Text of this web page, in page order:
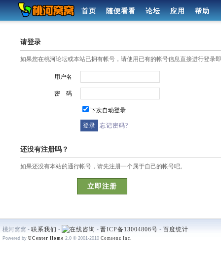
首页 随便看看 论坛 应用 帮助
请登录
如果您在桃河论坛或本站已拥有帐号，请使用已有的帐号信息直接进行登录
用户名
密 码
下次自动登录
忘记密码?
还没有注册吗？
如果还没有本站的通行帐号，请先注册一个属于自己的帐号吧。
立即注册
桃河窝窝 - 联系我们 - - 晋ICP备13004806号 - 百度统计
Powered by UCenter Home 2.0 © 2001-2010 Comsenz Inc.